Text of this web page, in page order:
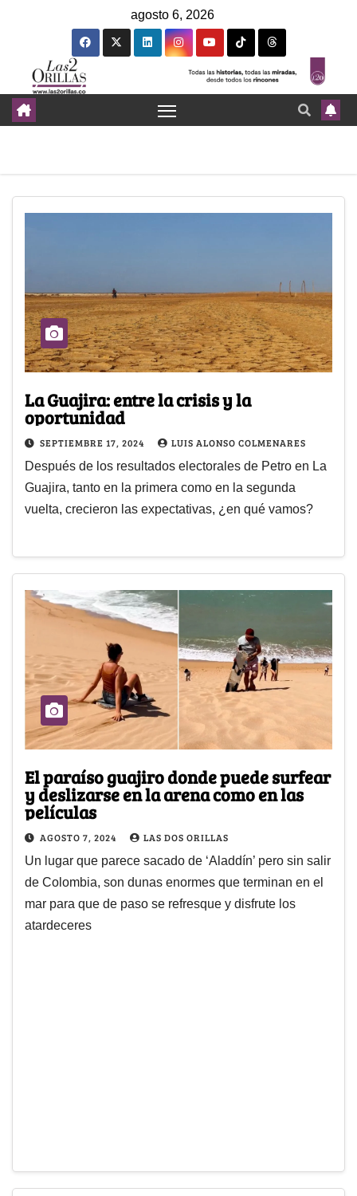
agosto 6, 2026
La Guajira: entre la crisis y la
oportunidad
SEPTIEMBRE 17, 2024 LUIS ALONSO COLMENARES
Después de los resultados electorales de Petro en La
Guajira, tanto en la primera como en la segunda
vuelta, crecieron las expectativas, ¿en qué vamos?
El paraíso guajiro donde puede surfear
y deslizarse en la arena como en las
películas
AGOSTO 7, 2024 LAS DOS ORILLAS
Un lugar que parece sacado de ‘Aladdín’ pero sin salir
de Colombia, son dunas enormes que terminan en el
mar para que de paso se refresque y disfrute los
atardeceres